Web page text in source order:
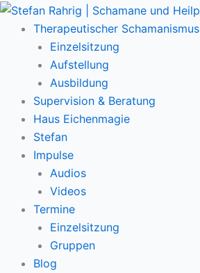
Zum
Inhalt
springen
Therapeutischer Schamanismus
Einzelsitzung
Aufstellung
Ausbildung
Supervision & Beratung
Haus Eichenmagie
Stefan
Impulse
Audios
Videos
Termine
Einzelsitzung
Gruppen
Blog
Main
Menu